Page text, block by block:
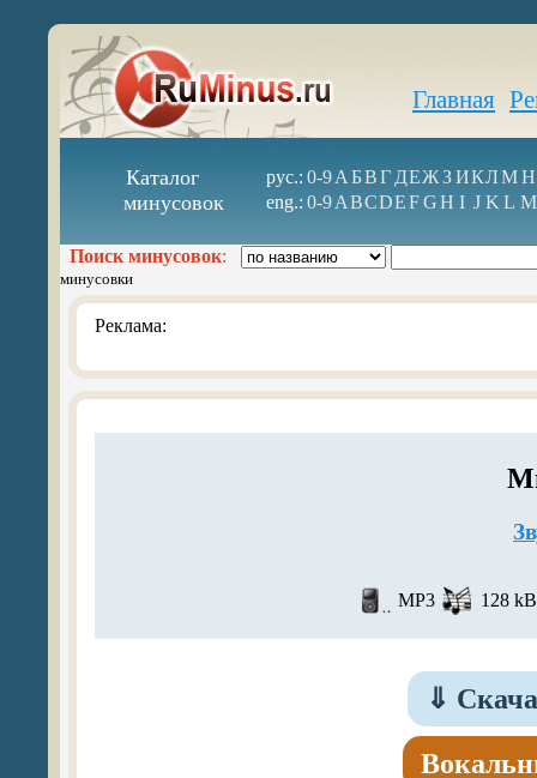
Главная
Каталог
минусовок
рус.: 0-9А БВГ ДЕЖ З ИКЛМН
eng.: 0-9ABCDEFGH I J K L M
Поиск минусовок:
минусовки
Реклама:
MP3 128
⇓